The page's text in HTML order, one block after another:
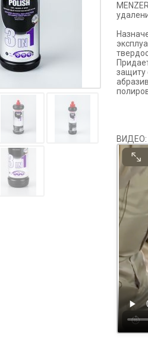
защиту
ВИДЕО: